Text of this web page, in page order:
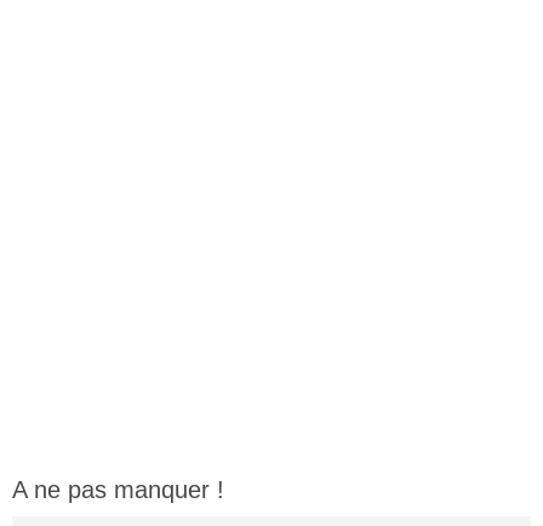
A ne pas manquer !